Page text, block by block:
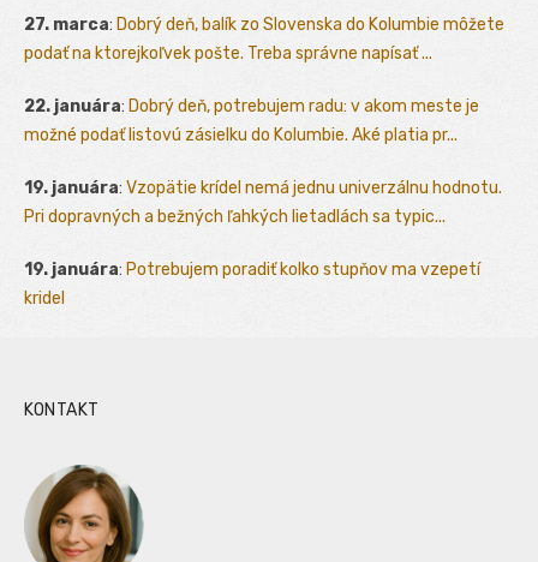
27. marca: Dobrý deň, balík zo Slovenska do Kolumbie môžete
podať na ktorejkoľvek pošte. Treba správne napísať ...
22. januára: Dobrý deň, potrebujem radu: v akom meste je
možné podať listovú zásielku do Kolumbie. Aké platia pr...
19. januára: Vzopätie krídel nemá jednu univerzálnu hodnotu.
Pri dopravných a bežných ľahkých lietadlách sa typic...
19. januára: Potrebujem poradiť kolko stupňov ma vzepetí
kridel
KONTAKT